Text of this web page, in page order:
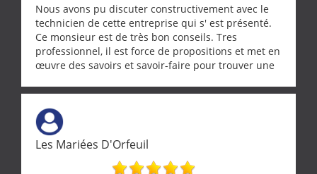
Nous avons pu discuter constructivement avec le
technicien de cette entreprise qui s' est présenté.
Ce monsieur est de très bon conseils. Tres
professionnel, il est force de propositions et met en
œuvre des savoirs et savoir-faire pour trouver une
demande de l écoute et de la considération, ce qui
ne se trouve que chez les pationnés de leur métier.
Merci a ce monsieur pour sa disponibilité
Les Mariées D'Orfeuil